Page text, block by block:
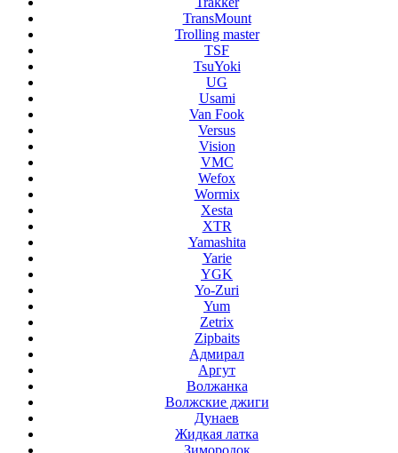
TransMount
Trolling master
TSF
TsuYoki
UG
Usami
Van Fook
Versus
Vision
VMC
Wefox
Wormix
Xesta
XTR
Yamashita
Yarie
YGK
Yo-Zuri
Yum
Zetrix
Zipbaits
Адмирал
Аргут
Волжанка
Волжские джиги
Дунаев
Жидкая латка